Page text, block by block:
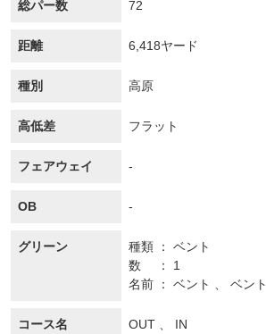
総パー数 72
距離 6,418ヤード
種別 高原
高低差 フラット
フェアウェイ -
OB -
グリーン 種類
ベント
数
1
名前
ベント 、 ベント
コース名 OUT 、 IN